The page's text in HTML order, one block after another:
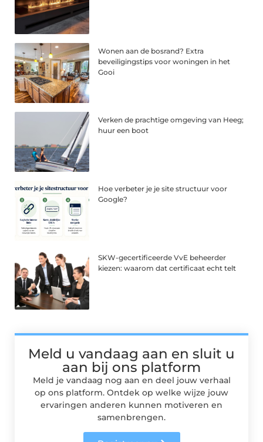
Wonen aan de bosrand? Extra
beveiligingstips voor woningen in het
Gooi
Verken de prachtige omgeving van Heeg;
huur een boot
Hoe verbeter je je site structuur voor
Google?
SKW-gecertificeerde VvE beheerder
kiezen: waarom dat certificaat echt telt
Meld u vandaag aan en sluit u
aan bij ons platform
Meld je vandaag nog aan en deel jouw verhaal
op ons platform. Ontdek op welke wijze jouw
ervaringen anderen kunnen motiveren en
samenbrengen.